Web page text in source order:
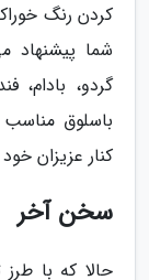
کردن رنگ
شما پیشنهاد
گردو، بادام،
باسلوق
کنار عزیزان
سخن آخر
حالا که با